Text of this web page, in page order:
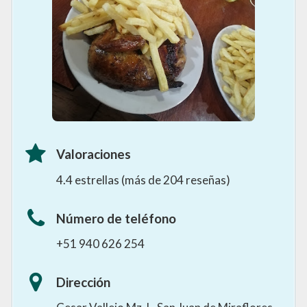
Valoraciones
4.4 estrellas (más de 204 reseñas)
Número de teléfono
+51 940 626 254
Dirección